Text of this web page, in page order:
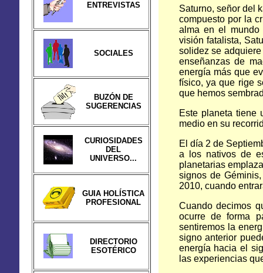
ENTREVISTAS
SOCIALES
BUZÓN DE
SUGERENCIAS
CURIOSIDADES
DEL
UNIVERSO...
GUIA HOLÍSTICA
PROFESIONAL
DIRECTORIO
ESOTÉRICO
Saturno, señor del
compuesto por la
alma en el mundo
visión fatalista,
solidez se
enseñanzas de
energía más que
físico, ya que rige
que hemos
Este planeta tiene
medio en su
El día 2 de
a los nativos de
planetarias
signos de
2010, cuando
Cuando decimos
ocurre de forma
sentiremos la
signo anterior
energía hacia el
las experiencias